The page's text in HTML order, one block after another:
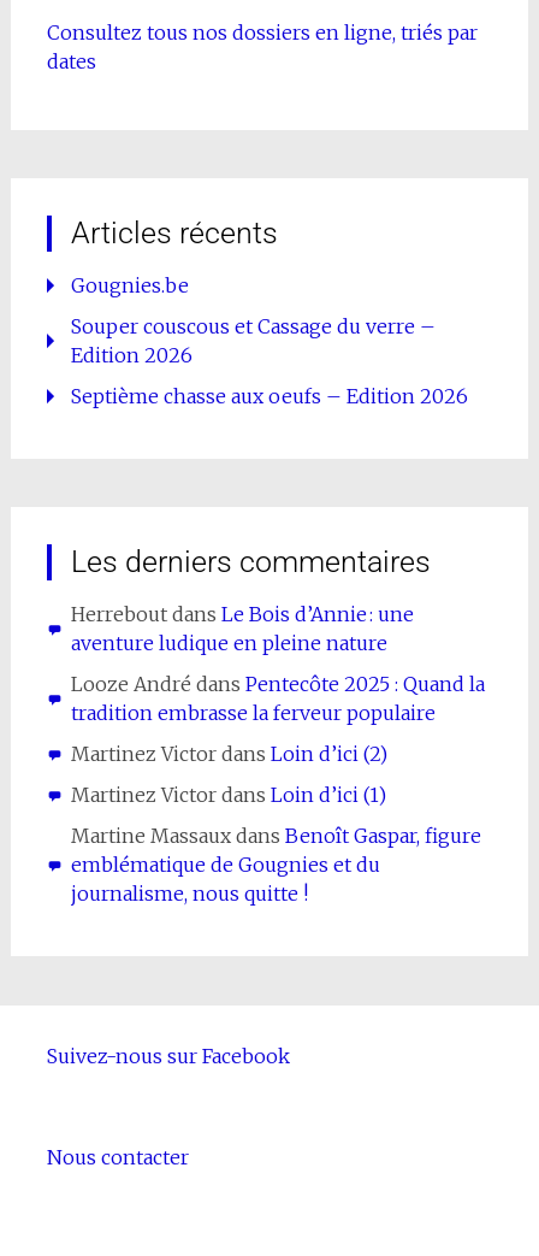
Consultez tous nos dossiers en ligne, triés par
dates
Articles récents
Gougnies.be
Souper couscous et Cassage du verre –
Edition 2026
Septième chasse aux oeufs – Edition 2026
Les derniers commentaires
Herreboutdans Le Bois d’Annie : une
aventure ludique en pleine nature
Looze André dans Pentecôte 2025 : Quand la
tradition embrasse la ferveur populaire
Martinez Victordans Loin d’ici (2)
Martinez Victordans Loin d’ici (1)
Martine Massauxdans Benoît Gaspar, figure
emblématique de Gougnies et du
journalisme, nous quitte !
Suivez-nous sur Facebook
Nous contacter